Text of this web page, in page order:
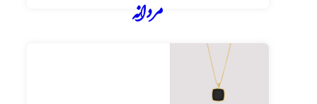
مردانه